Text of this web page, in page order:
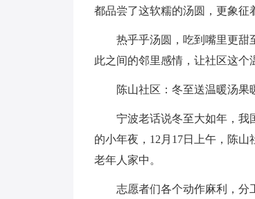
都品尝了这软糯的汤圆，更象征
热乎乎汤圆，吃到嘴里更甜
此之间的邻里感情，让社区这个
陈山社区：冬至送温暖汤果
宁波老话说冬至大如年，我
的小年夜，12月17日上午，陈
老年人家中。
志愿者们各个动作麻利，分